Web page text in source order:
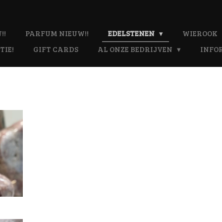
PARFUM NIEUW!! EDELSTENEN
WIEROOK
GIFT CARDS AL ONZE BEDRIJVEN